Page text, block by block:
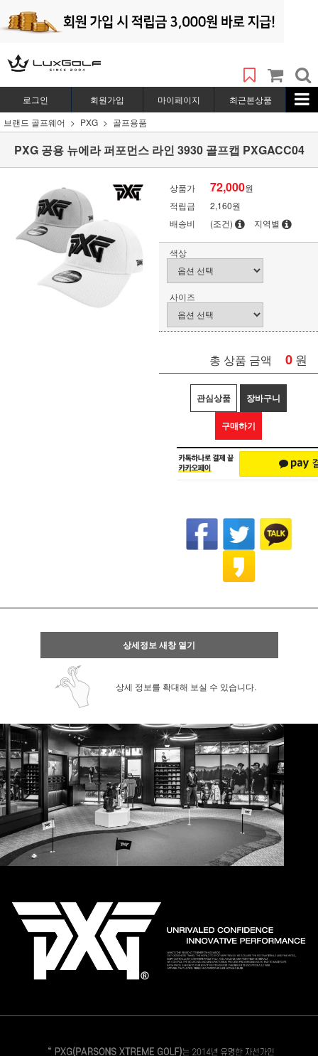
로그인 회원가입 마이페이지
최근본상품
브랜드 골프웨어
PXG 골프용품
PXG 공용 뉴에라 퍼포먼스 라인 3930 골프캡 PXGACC04
상품가 72,000원
적립금
2,160원
배송비
(조건) 지역별
색상
사이즈
총 상품 금액 0 원
관심상품 장바구니
구매하기
상세정보 새창 열기
상세 정보를 확대해 보실 수 있습니다.